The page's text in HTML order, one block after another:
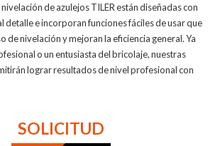
de azulejos TILER están diseñadas con
detalle e incorporan funciones fáciles de usar que
de nivelación y mejoran la eficiencia general. Ya
o un entusiasta del bricolaje, nuestras
lograr resultados de nivel profesional con
SOLICITUD